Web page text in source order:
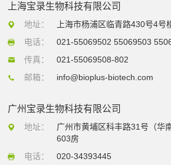
上海宝录生物科技有限公司
地址：
上海市杨浦区临青路430号4号
电话：
021-55069502 55069503
传真：
021-55069508-802
邮箱：
info@bioplus-biotech.com
广州宝录生物科技有限公司
地址：
广州市黄埔区科丰路31号（华
603房
电话：
020-34393445